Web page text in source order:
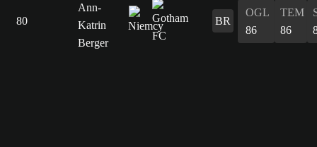
80
Ann-
Katrin
Berger
BR
OGL
86
TEM
86